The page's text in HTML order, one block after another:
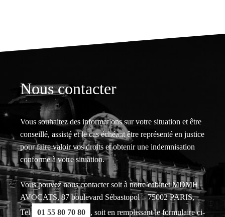
Nous contacter
Vous souhaitez des informations sur votre situation et être
conseillé, assisté et le cas échéant être représenté en justice
pour faire valoir vos droits et obtenir une indemnisation
conforme à votre situation.
Vous pouvez nous contacter soit à notre cabinet MDMH
AVOCATS, 87 boulevard Sébastopol – 75002 PARIS,
Tel
01 55 80 70 80
, soit en remplissant le formulaire ci-